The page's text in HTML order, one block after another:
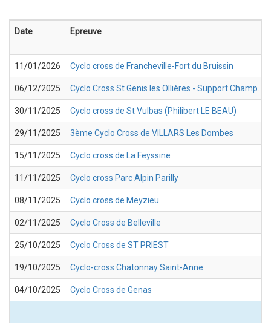
Date Epreuve
11/01/2026 Cyclo cross de Francheville-Fort du Bruissin
06/12/2025 Cyclo Cross St Genis les Ollières - Support Champ.
30/11/2025 Cyclo cross de St Vulbas (Philibert LE BEAU)
29/11/2025 3ème Cyclo Cross de VILLARS Les Dombes
15/11/2025 Cyclo cross de La Feyssine
11/11/2025 Cyclo cross Parc Alpin Parilly
08/11/2025 Cyclo cross de Meyzieu
02/11/2025 Cyclo Cross de Belleville
25/10/2025 Cyclo Cross de ST PRIEST
19/10/2025 Cyclo-cross Chatonnay Saint-Anne
04/10/2025 Cyclo Cross de Genas